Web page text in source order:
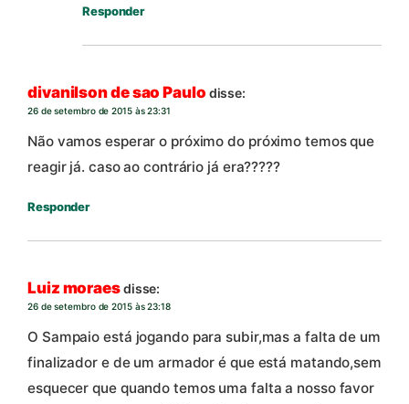
Responder
divanilson de sao Paulo disse:
26 de setembro de 2015 às 23:31
Não vamos esperar o próximo do próximo temos que
reagir já. caso ao contrário já era?????
Responder
Luiz moraesdisse:
26 de setembro de 2015 às 23:18
O Sampaio está jogando para subir,mas a falta de um
finalizador e de um armador é que está matando,sem
esquecer que quando temos uma falta a nosso favor